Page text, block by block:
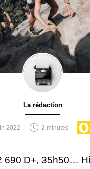
La rédaction
2022 2 minutes
690 D+, 35h50…